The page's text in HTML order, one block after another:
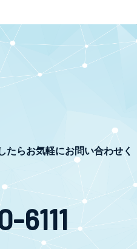
たらお気軽にお問い合わせく
6111